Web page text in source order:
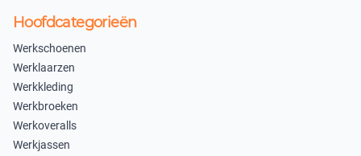
Hoofdcategorieën
Werkschoenen
Werklaarzen
Werkkleding
Werkbroeken
Werkoveralls
Werkjassen